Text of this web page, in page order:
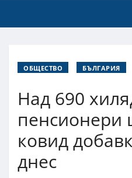
ОБЩЕСТВО БЪЛГАРИЯ
Над 690
пенсионери
ковид
днес